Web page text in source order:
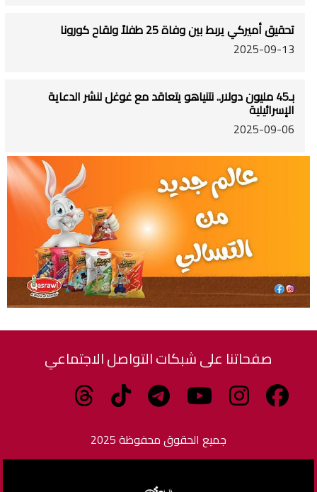
تحقيق أميركي يربط بين وفاة 25 طفلاً ولقاح كورونا
2025-09-13
بـ45 مليون دولار.. نتنياهو يتعاقد مع غوغل لنشر الدعاية
الإسرائيلية
2025-09-06
صفحاتنا على شبكات التواصل الاجتماعي
جميع الحقوق محفوظة 2025